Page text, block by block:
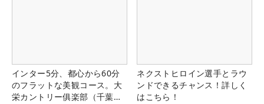
インター5分、都心から60分
のフラットな美観コース。大
栄カントリー俱楽部（千葉
ネクストヒロイン選手とラウ
ンドできるチャンス！詳しく
はこちら！